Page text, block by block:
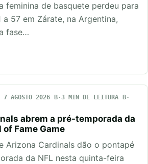
feminina de basquete perdeu para
a 57 em Zárate, na Argentina,
fase…
7 AGOSTO 2026
3 MIN DE LEITURA
abrem a pré-temporada da
of Fame Game
Arizona Cardinals dão o pontapé
da NFL nesta quinta-feira